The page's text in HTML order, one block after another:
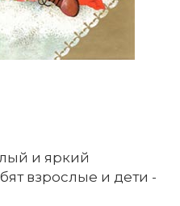
и яркий
взрослые и дети -